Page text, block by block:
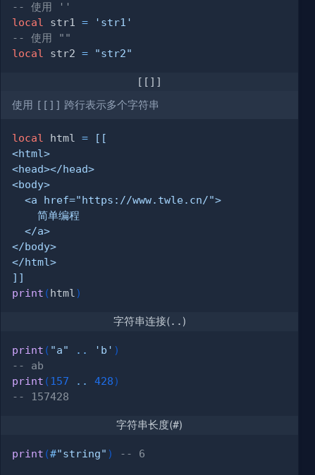
-- 使用 ''
local
str1 =
'str1'
-- 使用 ""
local
str2 = "str2"
[[]]
使用 [[]] 跨行表示多个字符串
local html =
]]
print (html )
字符串连接(.. )
print ( "a" .. 'b' )
-- ab
print (157 .. 428)
-- 157428
字符串长度(#)
print (#"string" ) -- 6